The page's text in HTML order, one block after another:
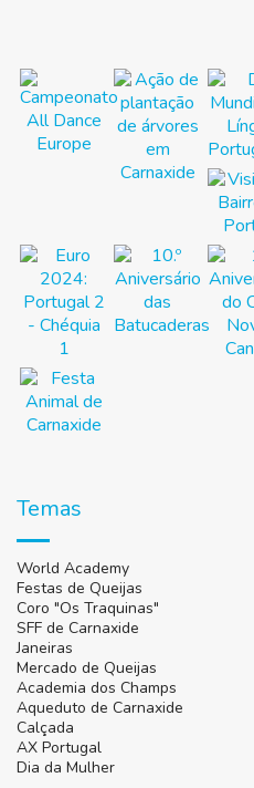
Temas
World Academy
Festas de Queijas
Coro "Os Traquinas"
SFF de Carnaxide
Janeiras
Mercado de Queijas
Academia dos Champs
Aqueduto de Carnaxide
Calçada
AX Portugal
Dia da Mulher